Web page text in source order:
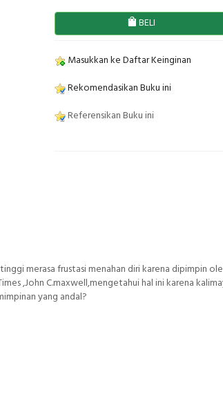
BELI
Masukkan ke Daftar Keinginan
Rekomendasikan Buku ini
Referensikan Buku ini
merasa frustasi menahan diri karena dipimpin
,John C.maxwell,mengetahui hal ini karena
yang andal?